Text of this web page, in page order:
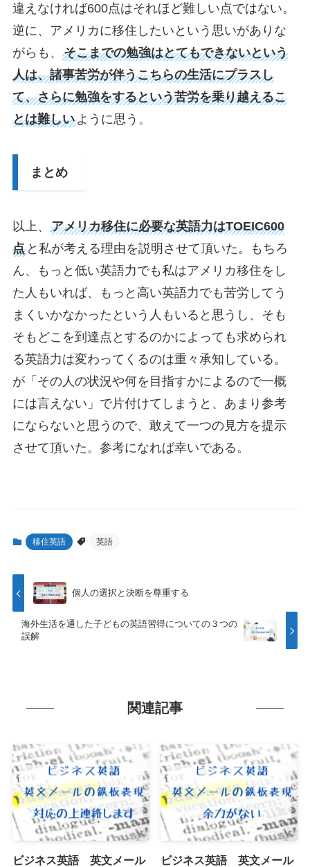
違えなければ600点はそれほど難しい点ではない。
逆に、アメリカに移住したいという思いがありな
がらも、 そこまでの勉強はとてもできないという
人は、諸事苦労が伴うこちらの生活にプラスし
て、さらに勉強をするという苦労を乗り越えるこ
とは難しいように思う。
まとめ
以上、 アメリカ移住に必要な英語力はTOEIC600
点と私が考える理由を説明させて頂いた。もちろ
ん、もっと低い英語力でも私はアメリカ移住をし
た人もいれば、もっと高い英語力でも苦労してう
まくいかなかったという人もいると思うし、そも
そもどこを到達点とするのかによっても求められ
る英語力は変わってくるのは重々承知している。
が「その人の状況や何を目指すかによるので一概
には言えない」で片付けてしまうと、あまり参考
にならないと思うので、敢えて一つの見方を提示
させて頂いた。参考になれば幸いである。
移住英語 英語
個人の選択と決断を尊重する
海外生活を通した子どもの英語習得についての３つの
誤解
関連記事
ビジネス英語 英文メール
ビジネス英語 英文メール